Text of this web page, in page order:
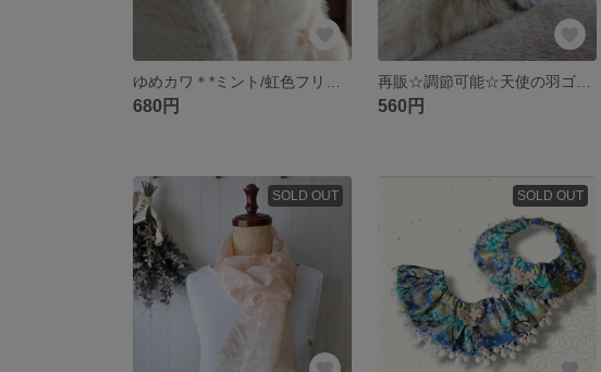
680円
再販☆調節可能☆天使の羽ゴールドシルバー☆エンジェルシュシュ首飾りゴム首輪/超小型犬猫ペット/記念日誕生日パーティー
560円
SOLD OUT SOLD OUT